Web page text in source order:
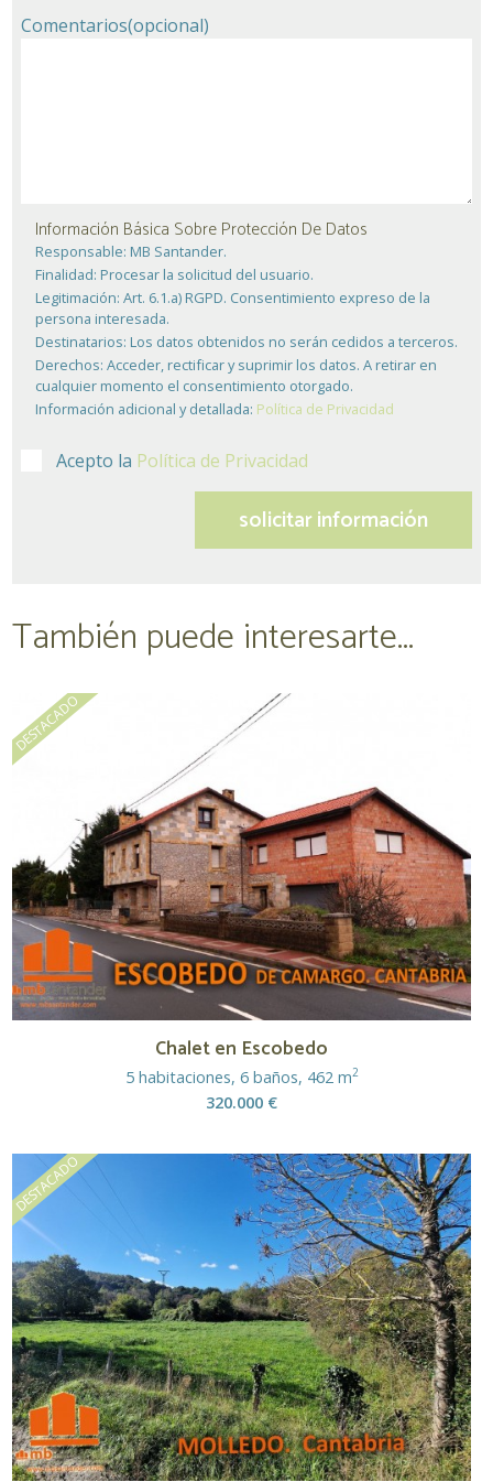
Comentarios(opcional)
Información Básica Sobre Protección De Datos
Responsable: MB Santander.
Finalidad: Procesar la solicitud del usuario.
Legitimación: Art. 6.1.a) RGPD. Consentimiento expreso de la
persona interesada.
Destinatarios: Los datos obtenidos no serán cedidos a terceros.
Derechos: Acceder, rectificar y suprimir los datos. A retirar en
cualquier momento el consentimiento otorgado.
Información adicional y detallada: Política de Privacidad
Acepto la Política de Privacidad
También puede interesarte...
Chalet en Escobedo
5 habitaciones, 6 baños, 462 m2
320.000 €